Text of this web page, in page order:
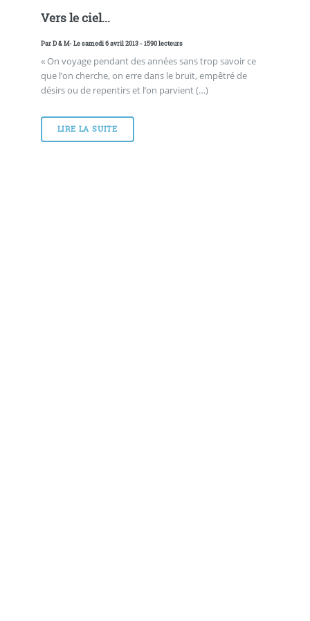
Vers le ciel...
ParD & M- Le samedi 6 avril 2013 - 1590 lecteurs
« On voyage pendant des années sans trop savoir ce
que l’on cherche, on erre dans le bruit, empêtré de
désirs ou de repentirs et l’on parvient (…)
LIRE LA SUITE